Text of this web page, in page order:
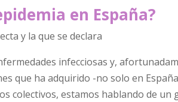
en España?
y la que se declara
infecciosas y,
que ha adquirido -no solo en
colectivos, estamos hablando de un